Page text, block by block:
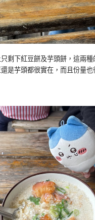
剩下紅豆餅及芋頭餅，這兩種
是芋頭都很實在，而且份量也